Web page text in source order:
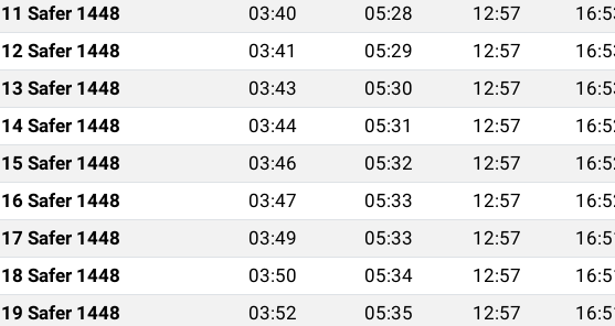
11 Safer 1448 03:40 05:28 12:57
12 Safer 1448 03:41 05:29 12:57
13 Safer 1448 03:43 05:30 12:57
14 Safer 1448 03:44 05:31 12:57
15 Safer 1448 03:46 05:32 12:57
16 Safer 1448 03:47 05:33 12:57
17 Safer 1448 03:49 05:33 12:57
18 Safer 1448 03:50 05:34 12:57
19 Safer 1448 03:52 05:35 12:57